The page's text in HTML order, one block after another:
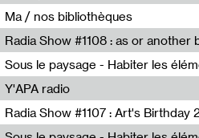
Pierre Henry,Emmanuel Parent
Ma / nos bibliothèques
Radio Zero
Nastassja Martin
Y'APA radio
Pierrick Mouton
Radio Helsinki